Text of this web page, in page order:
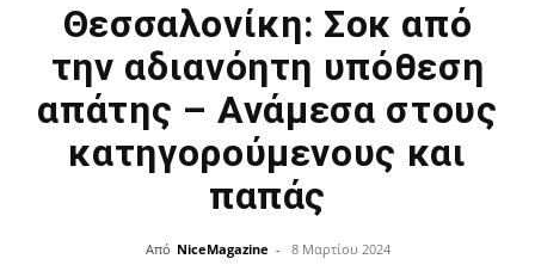
Θεσσαλονίκη: Σοκ από
την αδιανόητη υπόθεση
απάτης – Ανάμεσα στους
κατηγορούμενους και
παπάς
Από NiceMagazine - 8 Μαρτίου 2024